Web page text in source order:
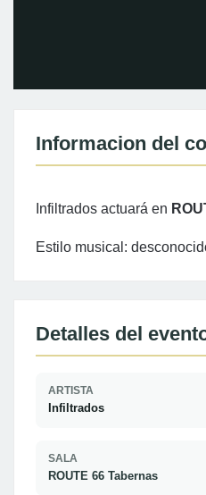
Informacion del
Infiltrados actuará en
Estilo musical:
Detalles del
ARTISTA
Infiltrados
SALA
ROUTE 66 Tabernas